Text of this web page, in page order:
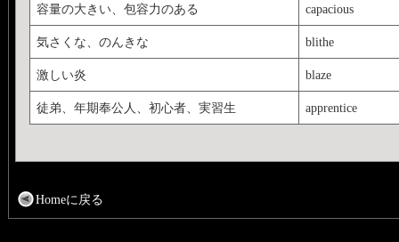
容量の大きい、包容力のある capacious
気さくな、のんきな blithe
激しい炎 blaze
徒弟、年期奉公人、初心者、実習生 apprentice
Homeに戻る